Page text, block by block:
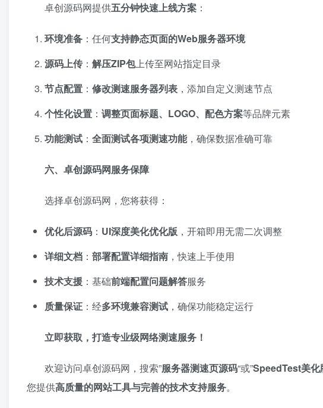
卓创源码网提供五分钟快速上线方案 ：
环境准备 ：任何支持静态页面的Web服务器环境
源码上传 ： 解压ZIP包上传至网站指定目录
节点配置 ： 修改测速服务器列表 ，添加自定义测速节点
个性化设置 ： 调整页面标题、LOGO、配色方案等品牌元素
功能测试 ： 全面测试各项测速功能，确保数据准确可靠
六、卓创源码网服务保障
选择卓创源码网，您将获得：
优化后源码 ： UI深度美化优化版 ，开箱即用无需二次调整
详细文档 ： 部署配置详细指南 ，快速上手使用
技术支援 ：基础前端配置问题解答服务
质量保证 ：经多环境兼容测试 ，确保功能稳定运行
立即获取，打造专业级网络测速服务！
欢迎访问卓创源码网，搜索”服务器测速页源码“或”SpeedTest美化
您提供高质量的网站工具与完善的技术支持服务。